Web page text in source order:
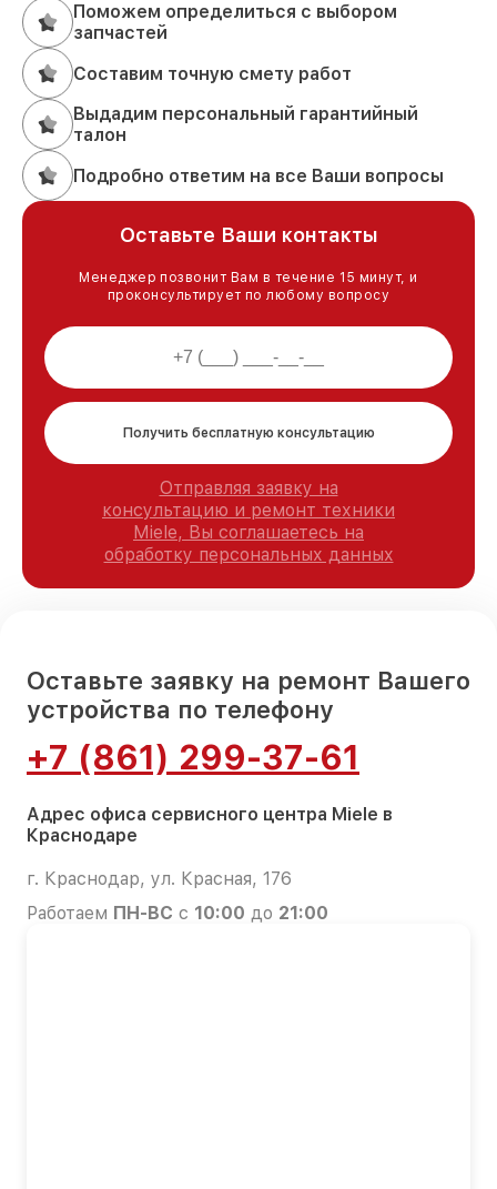
Поможем определиться с выбором
запчастей
Составим точную смету работ
Выдадим персональный гарантийный
талон
Подробно ответим на все Ваши вопросы
Оставьте Ваши контакты
Менеджер позвонит Вам в течение 15 минут, и
проконсультирует по любому вопросу
Получить бесплатную консультацию
Отправляя заявку на
консультацию и ремонт техники
Miele, Вы соглашаетесь на
обработку персональных данных
Оставьте заявку на ремонт Вашего
устройства по телефону
+7 (861) 299-37-61
Адрес офиса сервисного центра Miele в
Краснодаре
г. Краснодар, ул. Красная, 176
Работаем ПН-ВС с 10:00 до 21:00